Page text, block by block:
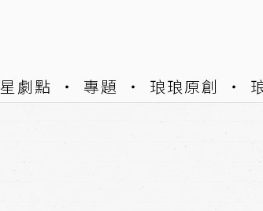
星劇點 專題 琅琅原創